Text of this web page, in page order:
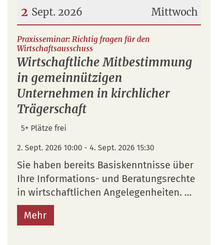
Mittwoch
2 Sept. 2026
Datum: 2. September 2026
Praxisseminar: Richtig fragen für den
Wirtschaftsausschuss
Wirtschaftliche Mitbestimmung
in gemeinnützigen
Unternehmen in kirchlicher
Trägerschaft
5+ Plätze frei
2. Sept. 2026 10:00 - 4. Sept. 2026 15:30
Sie haben bereits Basiskenntnisse über
Ihre Informations- und Beratungsrechte
in wirtschaftlichen Angelegenheiten. ...
Mehr